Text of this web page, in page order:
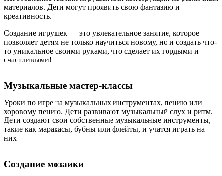
материалов. Дети могут проявить свою фантазию и
креативность.
Создание игрушек — это увлекательное занятие, которое
позволяет детям не только научиться новому, но и создать что-
то уникальное своими руками, что сделает их гордыми и
счастливыми!
Музыкальные мастер-классы
Уроки по игре на музыкальных инструментах, пению или
хоровому пению. Дети развивают музыкальный слух и ритм.
Дети создают свои собственные музыкальные инструменты,
такие как маракасы, бубны или флейты, и учатся играть на
них
Создание мозаики